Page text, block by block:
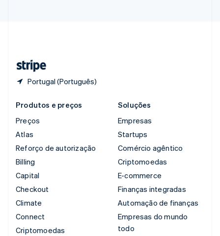
Portugal (Português)
Produtos e preços
Preços
Atlas
Reforço de autorização
Billing
Capital
Checkout
Climate
Connect
Criptomoedas
Soluções
Empresas
Startups
Comércio agêntico
Criptomoedas
E-commerce
Finanças integradas
Automação de finanças
Empresas do mundo
todo